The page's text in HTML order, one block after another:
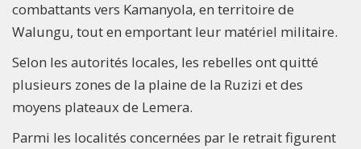
combattants vers Kamanyola, en territoire de
Walungu, tout en emportant leur matériel militaire.
Selon les autorités locales, les rebelles ont quitté
plusieurs zones de la plaine de la Ruzizi et des
moyens plateaux de Lemera.
Parmi les localités concernées par le retrait figurent